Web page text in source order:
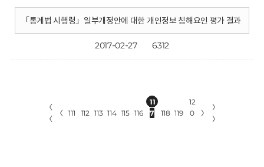
「통계법 시행령」일부개정안에 대한 개인정보 침해요인 평가 결과
2017-02-27 6312
〈
〈
〈 111 112 113 114 115 116
11
7
118 119
12
0
〉
〉
〉